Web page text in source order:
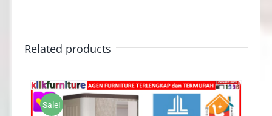
Related products
Sale!